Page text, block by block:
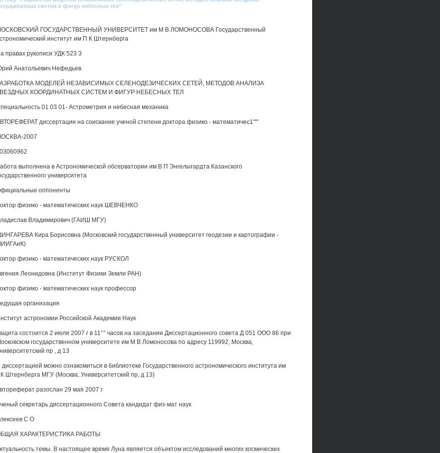
систем и фигур небесных тел"
ГОСУДАРСТВЕННЫЙ УНИВЕРСИТЕТ им М В ЛОМОНОСОВА Государственный
институт им П К Штернберга
правах рукописи УДК 523 3
Анатольевич Нефедьев
МОДЕЛЕЙ НЕЗАВИСИМЫХ СЕЛЕНОДЕЗИЧЕСКИХ СЕТЕЙ, МЕТОДОВ АНАЛИЗА
КООРДИНАТНЫХ СИСТЕМ И ФИГУР НЕБЕСНЫХ ТЕЛ
01 03 01- Астрометрия и небесная механика
диссертации на соискание ученой степени доктора физико - математичес1""'
2007
выполнена в Астрономической обсерватории им В П Энгелыгардта Казанского
университета
оппоненты
физико - математических наук ШЕВЧЕНКО
Владимирович (ГАИШ МГУ)
Кира Борисовна (Московский государственный университет геодезии и картографии -
физико - математических наук РУСКОЛ
Леонидовна (Институт Физики Земли РАН)
физико - математических наук профессор
организация
астрономии Российской Академии Наук
состоится 2 июля 2007 г в 11°° часов на заседании Диссертационного совета Д 051 ООО 86 при
государственном университете им М В Ломоносова по адресу 119992, Москва,
пр , д 13
можно ознакомиться в библиотеке Государственного астрономического института им
Штернберга МГУ (Москва, Университетский пр, д 13)
разослан 29 мая 2007 г
секретарь диссертационного Совета кандидат физ-мат наук
С О
ХАРАКТЕРИСТИКА РАБОТЫ
темы. В настоящее время Луна является объектом исследований многих космических